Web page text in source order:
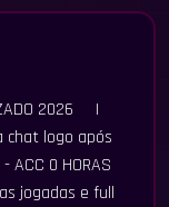
2026 |
chat logo após
ACC 0 HORAS
jogadas e full